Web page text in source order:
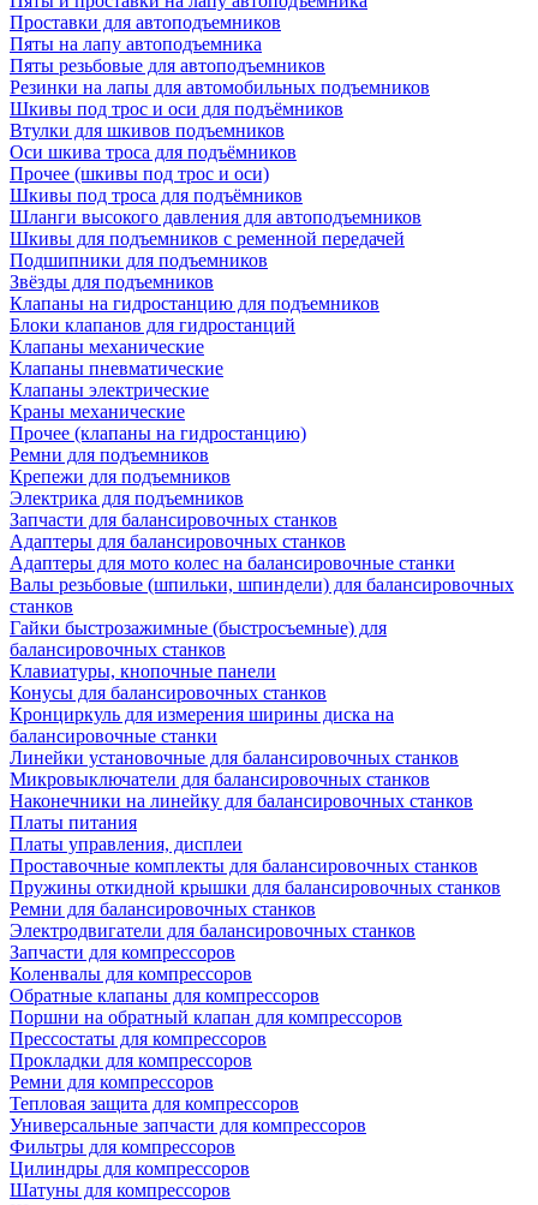
Проставки для автоподъемников
Пяты на лапу автоподъемника
Пяты резьбовые для автоподъемников
Резинки на лапы для автомобильных подъемников
Шкивы под трос и оси для подъёмников
Втулки для шкивов подъемников
Оси шкива троса для подъёмников
Прочее (шкивы под трос и оси)
Шкивы под троса для подъёмников
Шланги высокого давления для автоподъемников
Шкивы для подъемников с ременной передачей
Подшипники для подъемников
Звёзды для подъемников
Клапаны на гидростанцию для подъемников
Блоки клапанов для гидростанций
Клапаны механические
Клапаны пневматические
Клапаны электрические
Краны механические
Прочее (клапаны на гидростанцию)
Ремни для подъемников
Крепежи для подъемников
Электрика для подъемников
Запчасти для балансировочных станков
Адаптеры для балансировочных станков
Адаптеры для мото колес на балансировочные станки
Валы резьбовые (шпильки, шпиндели) для балансировочных
станков
Гайки быстрозажимные (быстросъемные) для
балансировочных станков
Клавиатуры, кнопочные панели
Конусы для балансировочных станков
Кронциркуль для измерения ширины диска на
балансировочные станки
Линейки установочные для балансировочных станков
Микровыключатели для балансировочных станков
Наконечники на линейку для балансировочных станков
Платы питания
Платы управления, дисплеи
Проставочные комплекты для балансировочных станков
Пружины откидной крышки для балансировочных станков
Ремни для балансировочных станков
Электродвигатели для балансировочных станков
Запчасти для компрессоров
Коленвалы для компрессоров
Обратные клапаны для компрессоров
Поршни на обратный клапан для компрессоров
Прессостаты для компрессоров
Прокладки для компрессоров
Ремни для компрессоров
Тепловая защита для компрессоров
Универсальные запчасти для компрессоров
Фильтры для компрессоров
Цилиндры для компрессоров
Шатуны для компрессоров